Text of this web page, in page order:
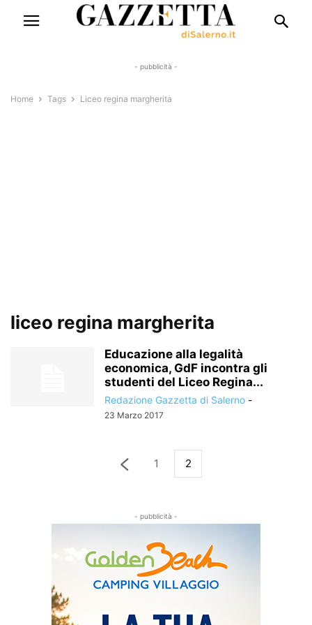
- pubblicità -
Home Tags Liceo regina margherita
liceo regina margherita
Educazione alla legalità
economica, GdF incontra gli
studenti del Liceo Regina...
Redazione Gazzetta di Salerno -
23 Marzo 2017
1 2
- pubblicità -